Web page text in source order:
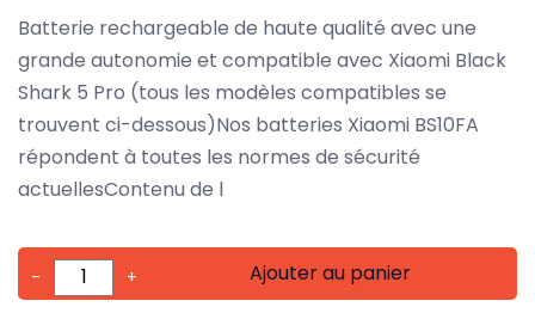
Batterie rechargeable de haute qualité avec une
grande autonomie et compatible avec Xiaomi Black
Shark 5 Pro (tous les modèles compatibles se
trouvent ci-dessous)Nos batteries Xiaomi BS10FA
répondent à toutes les normes de sécurité
actuellesContenu de l
- + Ajouter au panier